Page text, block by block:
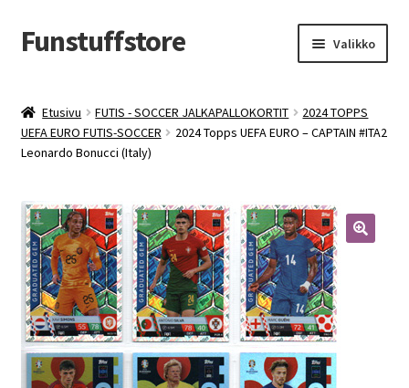
Siirry
navigointiin
Siirry
sisältöön
Funstuffstore Valikko
Etusivu FUTIS - SOCCER JALKAPALLOKORTIT
2024 TOPPS
UEFA EURO FUTIS-SOCCER
2024 Topps UEFA EURO – CAPTAIN #ITA2
Leonardo Bonucci (Italy)